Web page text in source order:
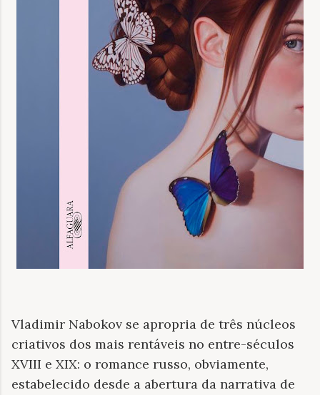
Vladimir Nabokov se apropria de três núcleos
criativos dos mais rentáveis no entre-séculos
XVIII e XIX: o romance russo, obviamente,
estabelecido desde a abertura da narrativa de